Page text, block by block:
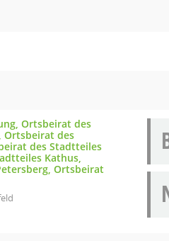
Ortsbeirat des
Ortsbeirat des
des Stadtteiles
Kathus,
Ortsbeirat